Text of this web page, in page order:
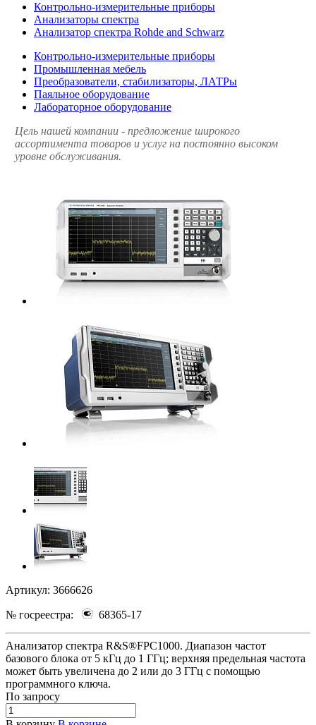
Контрольно-измерительные приборы
Анализаторы спектра
Анализатор спектра Rohde and Schwarz
Контрольно-измерительные приборы
Промышленная мебель
Преобразователи, стабилизаторы, ЛАТРы
Паяльное оборудование
Лабораторное оборудование
Цель нашей компании - предложение широкого
ассортимента товаров и услуг на постоянно высоком
уровне обслуживания.
Артикул: 3666626
№ госреестра: 68365-17
Анализатор спектра R&S®FPC1000. Диапазон частот
базового блока от 5 кГц до 1 ГГц; верхняя предельная частота
может быть увеличена до 2 или до 3 ГГц с помощью
программного ключа.
По запросу